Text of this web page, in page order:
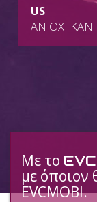
US
ΑΝ ΟΧΙ
Με το
με όποιον
EVCMOBI.